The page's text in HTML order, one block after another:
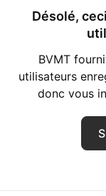
Désolé,
BVMT
utilisateurs
donc vous